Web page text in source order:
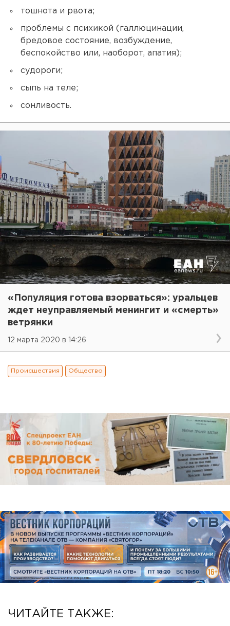
тошнота и рвота;
проблемы с психикой (галлюцинации,
бредовое состояние, возбуждение,
беспокойство или, наоборот, апатия);
судороги;
сыпь на теле;
сонливость.
«Популяция готова взорваться»: уральцев
ждет неуправляемый менингит и «смерть»
ветрянки
12 марта 2020 в 14:26
Происшествия Общество
ЧИТАЙТЕ ТАКЖЕ: